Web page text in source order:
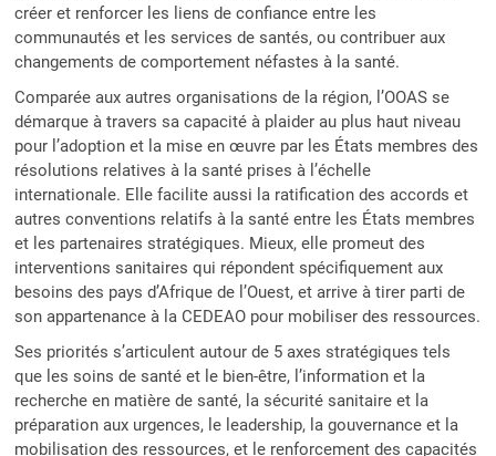
créer et renforcer les liens de confiance entre les
communautés et les services de santés, ou contribuer aux
changements de comportement néfastes à la santé.
Comparée aux autres organisations de la région, l’OOAS se
démarque à travers sa capacité à plaider au plus haut niveau
pour l’adoption et la mise en œuvre par les États membres des
résolutions relatives à la santé prises à l’échelle
internationale. Elle facilite aussi la ratification des accords et
autres conventions relatifs à la santé entre les États membres
et les partenaires stratégiques. Mieux, elle promeut des
interventions sanitaires qui répondent spécifiquement aux
besoins des pays d’Afrique de l’Ouest, et arrive à tirer parti de
son appartenance à la CEDEAO pour mobiliser des ressources.
Ses priorités s’articulent autour de 5 axes stratégiques tels
que les soins de santé et le bien-être, l’information et la
recherche en matière de santé, la sécurité sanitaire et la
préparation aux urgences, le leadership, la gouvernance et la
mobilisation des ressources, et le renforcement des capacités